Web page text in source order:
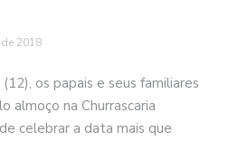
2018
os papais e seus familiares
almoço na Churrascaria
celebrar a data mais que